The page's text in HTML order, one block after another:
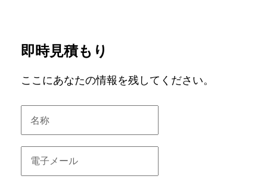
即時見積もり
ここにあなたの情報を残してください。